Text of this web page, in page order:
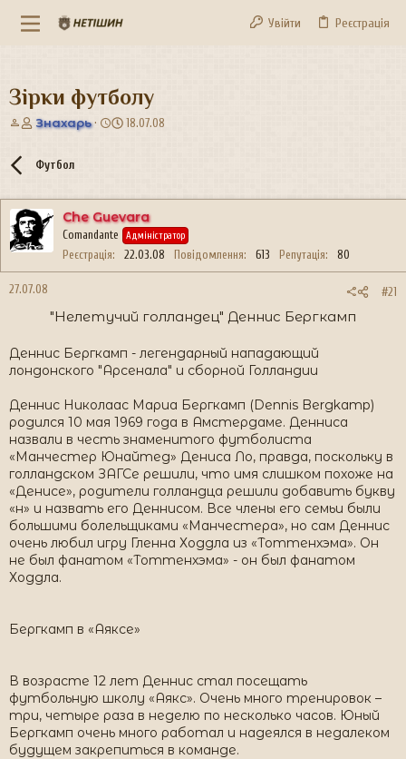
Увійти Реєстрація
Зірки футболу
А
о
т
е
м
и
Знахарь
Д
т
в
о
р
е
я
18.07.08
Футбол
Che Guevara
Comandante Адміністратор
Реєстрація 22.03.08 Повідомлення 613 Репутація 80
27.07.08 #21
"Нелетучий голландец" Деннис Бергкамп​
Деннис Бергкамп - легендарный нападающий
лондонского "Арсенала" и сборной Голландии
Деннис Николаас Мариа Бергкамп (Dennis Bergkamp)
родился 10 мая 1969 года в Амстердаме. Денниса
назвали в честь знаменитого футболиста
«Манчестер Юнайтед» Дениса Ло, правда, поскольку в
голландском ЗАГСе решили, что имя слишком похоже на
«Денисе», родители голландца решили добавить букву
«н» и назвать его Деннисом. Все члены его семьи были
большими болельщиками «Манчестера», но сам Деннис
очень любил игру Гленна Ходдла из «Тоттенхэма». Он
не был фанатом «Тоттенхэма» - он был фанатом
Ходдла.
Бергкамп в «Аяксе»
В возрасте 12 лет Деннис стал посещать
футбольную школу «Аякс». Очень много тренировок –
три, четыре раза в неделю по несколько часов. Юный
Бергкамп очень много работал и надеялся в недалеком
будущем закрепиться в команде.